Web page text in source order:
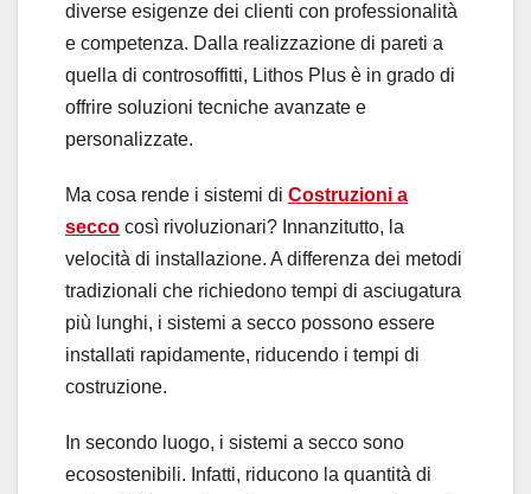
diverse esigenze dei clienti con professionalità
e competenza. Dalla realizzazione di pareti a
quella di controsoffitti, Lithos Plus è in grado di
offrire soluzioni tecniche avanzate e
personalizzate.
Ma cosa rende i sistemi di Costruzioni a
secco così rivoluzionari? Innanzitutto, la
velocità di installazione. A differenza dei metodi
tradizionali che richiedono tempi di asciugatura
più lunghi, i sistemi a secco possono essere
installati rapidamente, riducendo i tempi di
costruzione.
In secondo luogo, i sistemi a secco sono
ecosostenibili. Infatti, riducono la quantità di